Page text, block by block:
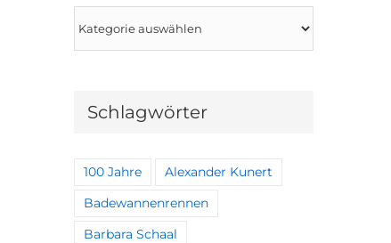
Schlagwörter
100 Jahre Alexander Kunert
Badewannenrennen
Barbara Schaal